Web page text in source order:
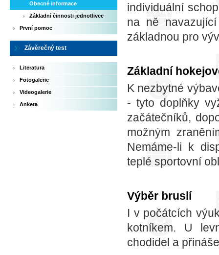
Obecné informace
Základní činnosti jednotlivce
První pomoc
Závěrečný test
Literatura
Fotogalerie
Videogalerie
Anketa
individuální
na ně
základnou pro
Základní
K nezbytné
- tyto doplňky
začátečníků,
možným
Nemáme-li k
teplé sportovní
Výběr bruslí
I v počátcích
kotníkem. U
chodidel a